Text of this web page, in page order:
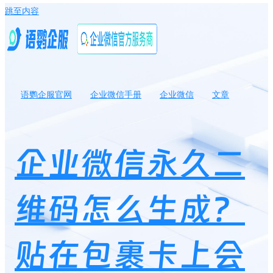
跳至内容
语鹦企服官网 企业微信手册 企业微信
文章
企业微信永久二
维码怎么生成？
贴在包裹卡上会